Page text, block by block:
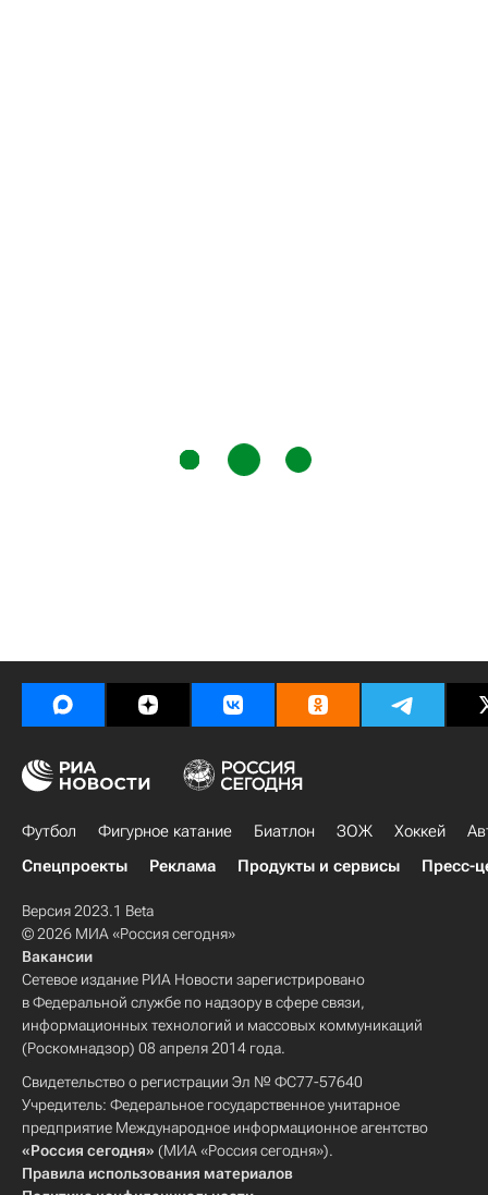
Футбол Фигурное катание Биатлон ЗОЖ Хоккей
Спецпроекты
Реклама Продукты и сервисы Пресс-
Версия 2023.1 Beta
© 2026 МИА «Россия сегодня»
Вакансии
Сетевое издание РИА Новости зарегистрировано
в Федеральной службе по надзору в сфере связи,
информационных технологий и массовых коммуникаций
(Роскомнадзор) 08 апреля 2014 года.
Свидетельство о регистрации Эл № ФС77-57640
Учредитель: Федеральное государственное унитарное
предприятие Международное информационное агентство
«Россия сегодня» (МИА «Россия сегодня»).
Правила использования материалов